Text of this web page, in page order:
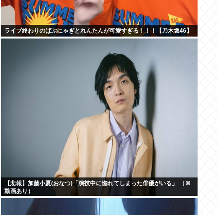
ライブ終わりのばぶにゃぎとれんたんが可愛すぎる！！！【乃木坂46】
【悲報】加藤小夏(おなつ)「演技中に惚れてしまった俳優がいる」 （※
動画あり）